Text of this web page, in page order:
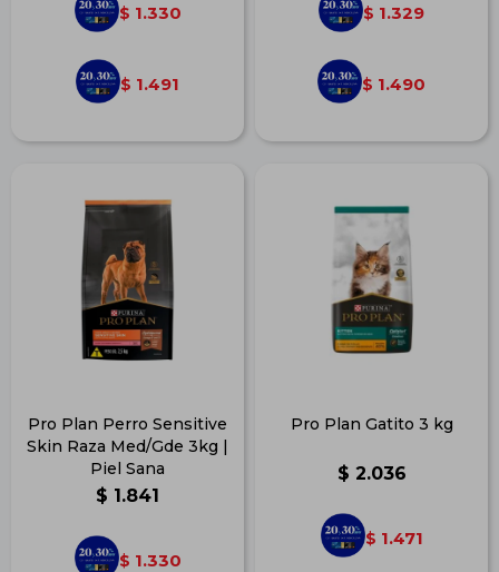
$ 1.330
$ 1.491
$ 1.329
$ 1.490
Pro Plan Perro Sensitive
Skin Raza Med/Gde 3kg |
Piel Sana
$ 1.841
$ 1.330
Pro Plan Gatito 3 kg
$ 2.036
$ 1.471